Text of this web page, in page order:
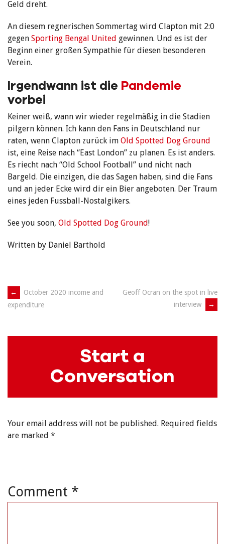
Geld dreht.
An diesem regnerischen Sommertag wird Clapton mit 2:0
gegen Sporting Bengal United gewinnen. Und es ist der
Beginn einer großen Sympathie für diesen besonderen
Verein.
Irgendwann ist die Pandemie
vorbei
Keiner weiß, wann wir wieder regelmäßig in die Stadien
pilgern können. Ich kann den Fans in Deutschland nur
raten, wenn Clapton zurück im Old Spotted Dog Ground
ist, eine Reise nach “East London” zu planen. Es ist anders.
Es riecht nach “Old School Football” und nicht nach
Bargeld. Die einzigen, die das Sagen haben, sind die Fans
und an jeder Ecke wird dir ein Bier angeboten. Der Traum
eines jeden Fussball-Nostalgikers.
See you soon, Old Spotted Dog Ground!
Written by Daniel Barthold
Post
←
October 2020 income and
expenditure
Geoff Ocran on the spot in live
interview
→
Start a
Conversation
Your email address will not be published. Required fields
are marked *
Comment *